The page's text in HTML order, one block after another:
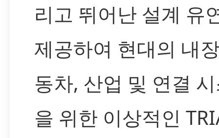
리고 뛰어난 설계 유
제공하여 현대의 내
동차, 산업 및 연결
을 위한 이상적인